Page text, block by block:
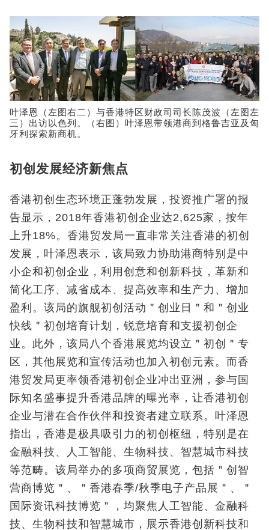
叶泽恩（左图右二）与香港特区财政司司长陈茂波（左图左
三）出访以色列。（右图）叶泽恩带领港商到格鲁吉亚及匈
牙利探索新商机。
初创发展经济新焦点
香港初创生态环境正蓬勃发展，投资推广署的报
告显示，2018年香港初创企业达2,625家，按年
上升18%。香港贸发局一直非常关注香港的初创
发展，叶泽恩表示，该局致力协助港商特别是中
小企和初创企业，利用创意和创新科技，革新和
简化工序、减省成本、提高效率和生产力、增加
盈利。该局的旗舰初创活动＂创业日＂和＂创业
快线＂初创培育计划，锐意培育和支援初创企
业。此外，该局八个香港展览均设立＂初创＂专
区，其他展览和宣传活动也加入初创元素。而香
港贸发局更率领香港初创企业冲出亚洲，参与国
际知名盛事提升香港品牌的曝光率，让香港初创
企业与潜在合作伙伴和投资者建立联系。叶泽恩
指出，香港是极具吸引力的初创枢纽，特别是在
金融科技、人工智能、生物科技、智慧城市科技
等范畴。该局举办的多项商贸展览，包括＂创智
营商博览＂、＂香港春季/秋季电子产品展＂、＂
国际资讯科技博览＂，均聚焦人工智能、金融科
技、生物科技和智慧城市，展示香港创新科技和